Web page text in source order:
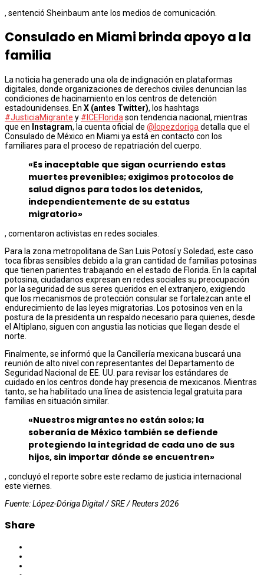
, sentenció Sheinbaum ante los medios de comunicación.
Consulado en Miami brinda apoyo a la
familia
La noticia ha generado una ola de indignación en plataformas
digitales, donde organizaciones de derechos civiles denuncian las
condiciones de hacinamiento en los centros de detención
estadounidenses. En X (antes Twitter), los hashtags
#JusticiaMigrante y #ICEFlorida son tendencia nacional, mientras
que en Instagram, la cuenta oficial de @lopezdoriga detalla que el
Consulado de México en Miami ya está en contacto con los
familiares para el proceso de repatriación del cuerpo.
«Es inaceptable que sigan ocurriendo estas
muertes prevenibles; exigimos protocolos de
salud dignos para todos los detenidos,
independientemente de su estatus
migratorio»
, comentaron activistas en redes sociales.
Para la zona metropolitana de San Luis Potosí y Soledad, este caso
toca fibras sensibles debido a la gran cantidad de familias potosinas
que tienen parientes trabajando en el estado de Florida. En la capital
potosina, ciudadanos expresan en redes sociales su preocupación
por la seguridad de sus seres queridos en el extranjero, exigiendo
que los mecanismos de protección consular se fortalezcan ante el
endurecimiento de las leyes migratorias. Los potosinos ven en la
postura de la presidenta un respaldo necesario para quienes, desde
el Altiplano, siguen con angustia las noticias que llegan desde el
norte.
Finalmente, se informó que la Cancillería mexicana buscará una
reunión de alto nivel con representantes del Departamento de
Seguridad Nacional de EE. UU. para revisar los estándares de
cuidado en los centros donde hay presencia de mexicanos. Mientras
tanto, se ha habilitado una línea de asistencia legal gratuita para
familias en situación similar.
«Nuestros migrantes no están solos; la
soberanía de México también se defiende
protegiendo la integridad de cada uno de sus
hijos, sin importar dónde se encuentren»
, concluyó el reporte sobre este reclamo de justicia internacional
este viernes.
Fuente: López-Dóriga Digital / SRE / Reuters 2026
Share